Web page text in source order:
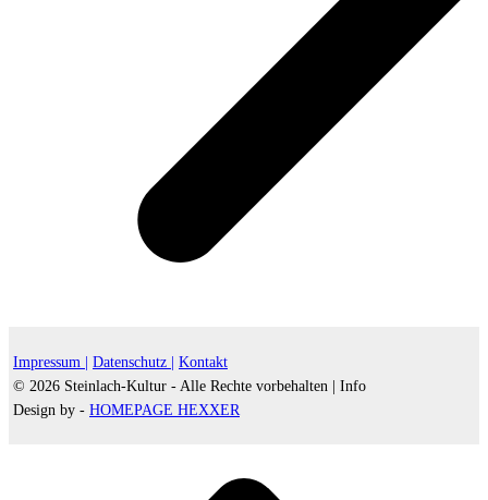
Impressum | Datenschutz |
Kontakt
© 2026 Steinlach-Kultur - Alle Rechte vorbehalten |
Info
Design by - HOMEPAGE HEXXER